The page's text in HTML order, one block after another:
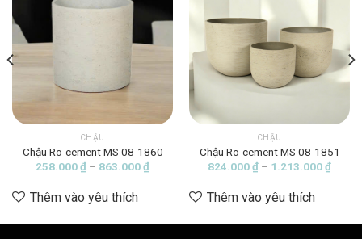
CHẬU
Chậu Ro-cement MS 08-1860
258.000₫ – 863.000₫Khoảng
258.000 ₫
Thêm vào yêu thích
CHẬU
Chậu Ro-cement MS 08-1851
824.000₫ – 1.213.000₫
Thêm vào yêu thích
₫